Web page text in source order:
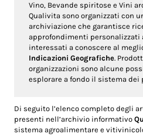
Vino, Bevande spiritose e Vini
Qualivita sono organizzati con
archiviazione che garantisce
approfondimenti
interessati a conoscere al
Indicazioni Geografiche.
organizzazioni sono alcune
esplorare a fondo il sistema dei
Di seguito l’elenco completo degli
presenti nell’archivio informativo
sistema agroalimentare e